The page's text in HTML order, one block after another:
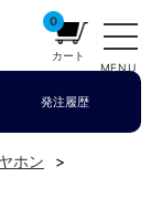
MENU
0
カート
発注履歴
ホン